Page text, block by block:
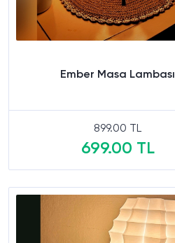
Ember Masa Lambası
899.00 TL
699.00 TL
Sepete Ekle